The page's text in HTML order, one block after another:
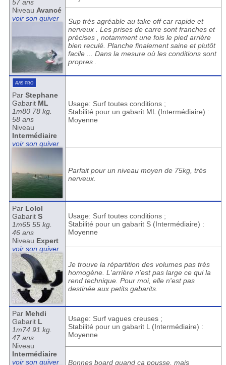
57 ans
Niveau Avancé
voir son quiver
Sup très agréable au take off car rapide et
nerveux . Les prises de carre sont franches et
précises , notamment une fois le pied arrière
bien reculé. Planche finalement saine et plutôt
facile ... Dans la mesure où les conditions sont
propres .
avis pro
Par Stephane
Gabarit ML
1m80 78 kg.
58 ans
Niveau
Intermédiaire
voir son quiver
Usage: Surf toutes conditions ;
Stabilité pour un gabarit ML (Intermédiaire) :
Moyenne
Parfait pour un niveau moyen de 75kg, très
nerveux.
Par Lolol
Gabarit S
1m65 55 kg.
46 ans
Niveau Expert
voir son quiver
Usage: Surf toutes conditions ;
Stabilité pour un gabarit S (Intermédiaire) :
Moyenne
Je trouve la répartition des volumes pas très
homogène. L'arrière n'est pas large ce qui la
rend technique. Pour moi, elle n'est pas
destinée aux petits gabarits.
Par Mehdi
Gabarit L
1m74 91 kg.
47 ans
Niveau
Intermédiaire
voir son quiver
Usage: Surf vagues creuses ;
Stabilité pour un gabarit L (Intermédiaire) :
Moyenne
Bonnes board quand ça pousse, mais